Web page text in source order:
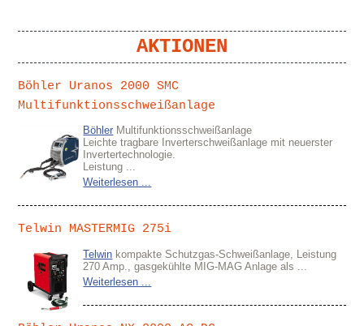
AKTIONEN
Böhler Uranos 2000 SMC
Multifunktionsschweißanlage
Böhler Multifunktionsschweißanlage
Leichte tragbare Inverterschweißanlage mit neuerster
Invertertechnologie.
Leistung ...
Weiterlesen ...
Telwin MASTERMIG 275i
Telwin kompakte Schutzgas-Schweißanlage, Leistung
270 Amp., gasgekühlte MIG-MAG Anlage als ...
Weiterlesen ...